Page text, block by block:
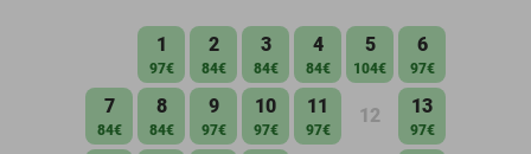
1
97€
2
84€
3
84€
4
84€
5
104€
6
97€
7
84€
8
84€
9
97€
10
97€
11
97€
12 13
97€